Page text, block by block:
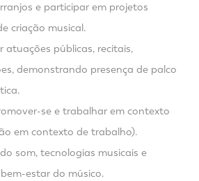
e participar em projetos
criação musical.
atuações públicas, recitais,
demonstrando presença de palco
se e trabalhar em contexto
em contexto de trabalho).
som, tecnologias musicais e
estar do músico.